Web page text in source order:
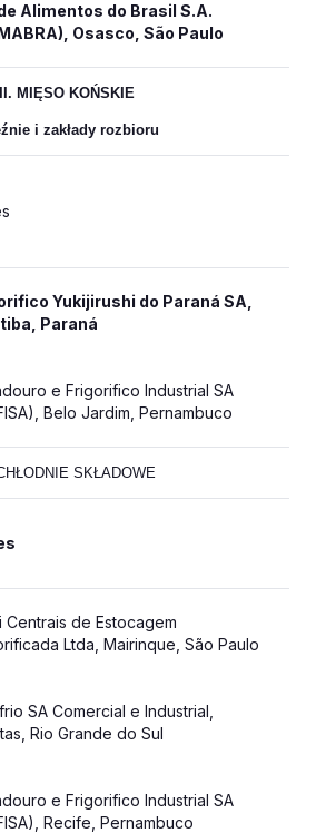
Alimentos do Brasil S.A.
Osasco, São Paulo
II. MIĘSO KOŃSKIE
i zakłady rozbioru
Yukijirushi do Paraná SA,
Paraná
e Frigorifico Industrial SA
Belo Jardim, Pernambuco
SKŁADOWE
Centrais de Estocagem
Ltda, Mairinque, São Paulo
SA Comercial e Industrial,
Rio Grande do Sul
e Frigorifico Industrial SA
Recife, Pernambuco